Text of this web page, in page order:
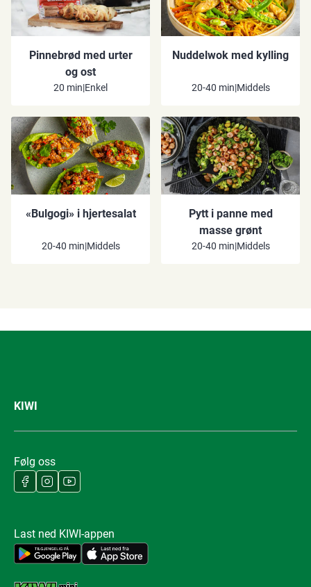
Pinnebrød med urter
og ost
20 min|Enkel
Nuddelwok med kylling
20-40 min|Middels
«Bulgogi» i hjertesalat
20-40 min|Middels
Pytt i panne med
masse grønt
20-40 min|Middels
KIWI
Følg oss
Last ned KIWI-appen